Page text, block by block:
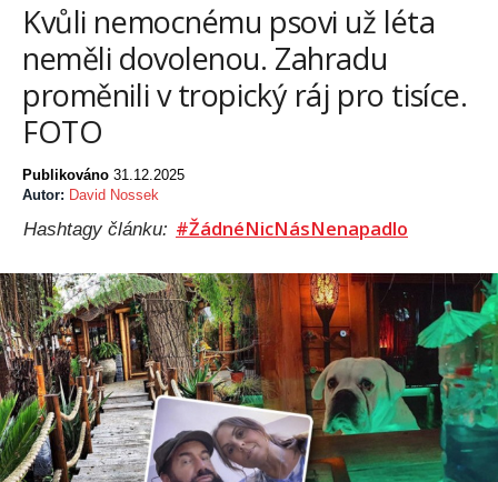
Kvůli nemocnému psovi už léta
neměli dovolenou. Zahradu
proměnili v tropický ráj pro tisíce.
FOTO
Publikováno 31.12.2025
Autor: David Nossek
Hashtagy článku: #ŽádnéNicNásNenapadlo